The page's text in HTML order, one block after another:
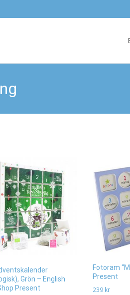
Grön – English
Present
Fotoram
Present
239 kr